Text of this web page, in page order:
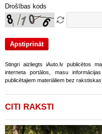
Drošības kods
Stingri aizliegts iAuto.lv publicētos
interneta portālos, masu
publicētajiem materiāliem bez
CITI RAKSTI